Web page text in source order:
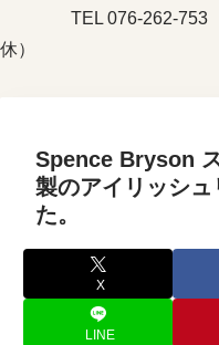
TEL 076-262-753
休）
Spence Bryson
製のアイリッシ
た。
X
LINE